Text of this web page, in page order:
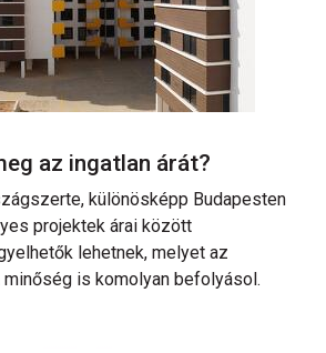
az ingatlan árát?
különösképp Budapesten
projektek árai között
lehetnek, melyet az
is komolyan befolyásol.